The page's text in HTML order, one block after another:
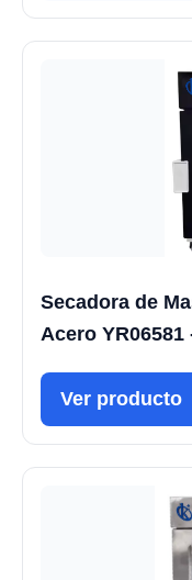
Secadora de
Acero YR06581
Ver producto